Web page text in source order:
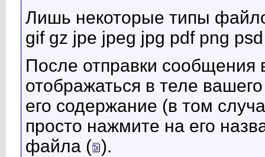
Лишь некоторые типы
gif gz jpe jpeg jpg pdf png
После отправки
отображаться в теле
его содержание (в том
просто нажмите на его
файла ( ).